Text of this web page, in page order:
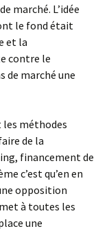
marché. L’idée
le fond était
et la
contre le
de marché une
méthodes
de la
financement de
c’est qu’en en
opposition
à toutes les
une